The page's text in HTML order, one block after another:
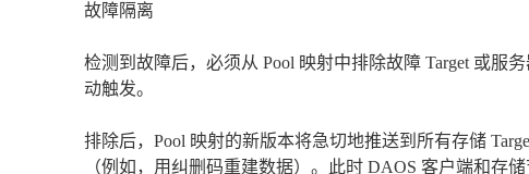
故障隔离
检测到故障后，必须从 Pool 映射中排除故障 Target 或服
动触发。
排除后，Pool 映射的新版本将急切地推送到所有存储
（例如，用纠删码重建数据）。此时 DAOS 客户端和存